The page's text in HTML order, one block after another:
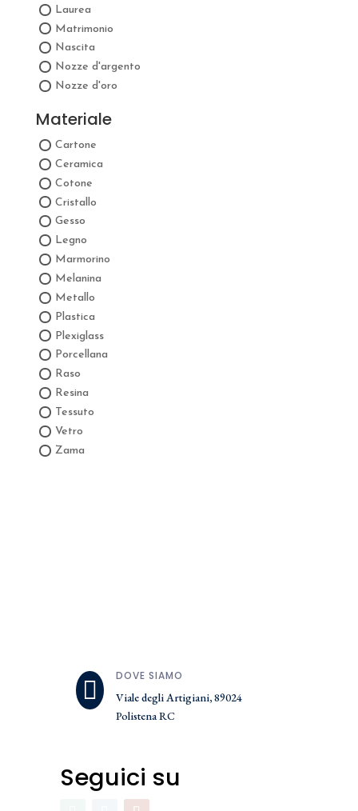
Laurea
Matrimonio
Nascita
Nozze d'argento
Nozze d'oro
Materiale
Cartone
Ceramica
Cotone
Cristallo
Gesso
Legno
Marmorino
Melanina
Metallo
Plastica
Plexiglass
Porcellana
Raso
Resina
Tessuto
Vetro
Zama

DOVE SIAMO
Viale degli Artigiani, 89024
Polistena RC
Seguici su